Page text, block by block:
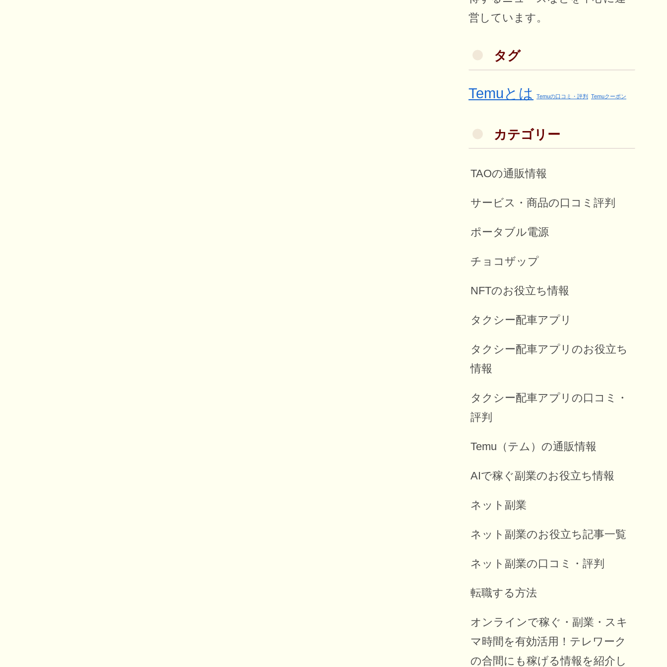
営しています。
タグ
Temuとは Temuの口コミ・評判 Temuクーポン
カテゴリー
TAOの通販情報
サービス・商品の口コミ評判
ポータブル電源
チョコザップ
NFTのお役立ち情報
タクシー配車アプリ
タクシー配車アプリのお役立ち
情報
タクシー配車アプリの口コミ・
評判
Temu（テム）の通販情報
AIで稼ぐ副業のお役立ち情報
ネット副業
ネット副業のお役立ち記事一覧
ネット副業の口コミ・評判
転職する方法
オンラインで稼ぐ・副業・スキ
マ時間を有効活用！テレワーク
の合間にも稼げる情報を紹介し